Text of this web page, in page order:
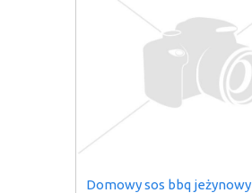
Domowy sos bbq jeżynowy